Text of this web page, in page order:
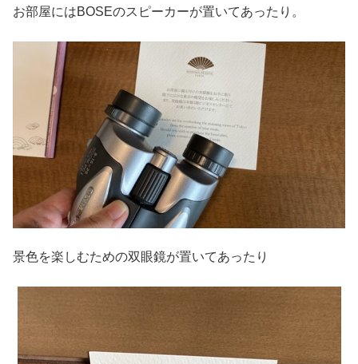
お部屋にはBOSEのスピーカーが置いてあったり。
景色を楽しむための双眼鏡が置いてあったり